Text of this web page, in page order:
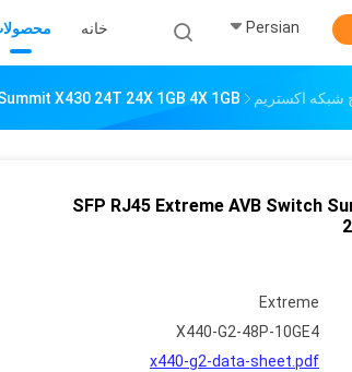
خانه Persian
شبکه اکستریم X430 24T 24X 1GB 4X 1GB
SFP RJ45 Extreme AVB Switch
Extreme
X440-G2-48P-10GE4
x440-g2-data-sheet.pdf